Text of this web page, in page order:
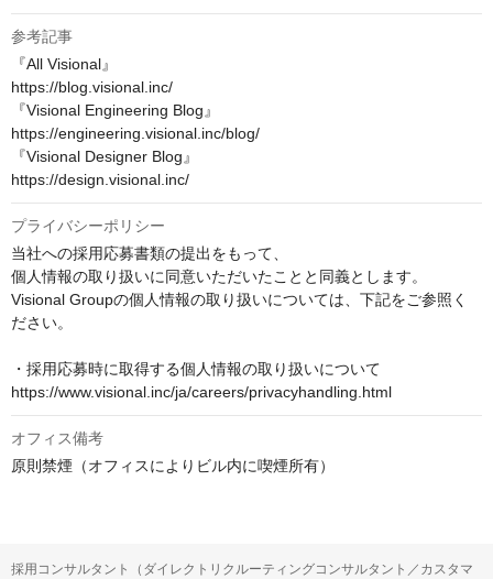
参考記事
『All Visional』
https://blog.visional.inc/
『Visional Engineering Blog』
https://engineering.visional.inc/blog/
『Visional Designer Blog』
https://design.visional.inc/
プライバシーポリシー
当社への採用応募書類の提出をもって、
個人情報の取り扱いに同意いただいたことと同義とします。
Visional Groupの個人情報の取り扱いについては、下記をご参照く
ださい。
・採用応募時に取得する個人情報の取り扱いについて
https://www.visional.inc/ja/careers/privacyhandling.html
オフィス備考
原則禁煙（オフィスによりビル内に喫煙所有）
採用コンサルタント（ダイレクトリクルーティングコンサルタント／カスタマ